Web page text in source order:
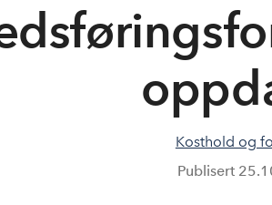
Kosthold og
Publisert